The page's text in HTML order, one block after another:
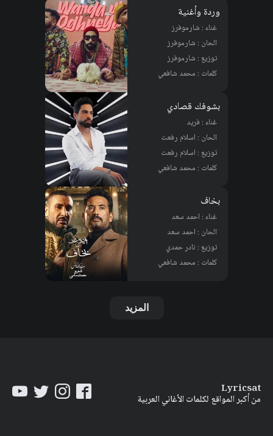
وردة وأغنية
غناء : شارموفرز
الحان : شارموفرز
توزيع : شارموفرز
كلمات : محمد شافعي
بشوفك قصادي
غناء : فريد
الحان : اسلام رفعت
توزيع : اسلام رفعت
كلمات : محمد شافعي
بخاف
غناء : احمد سعد
الحان : احمد سعد
توزيع : نادر حمدي
كلمات : محمد شافعي
المزيد
Lyricsat
من أكبر المواقع لكلمات الأغاني العربية